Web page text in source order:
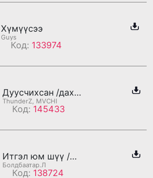
Хүмүүсээ
Guys
Код: 133974
Дуусчихсан /дахилт/
ThunderZ, MVCHI
Код: 145433
Итгэл юм шүү /дахилт/
Болдбаатар.Л
Код: 138724